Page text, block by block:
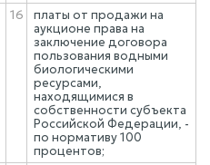
16
платы от продажи на
аукционе права на
заключение договора
пользования водными
биологическими
ресурсами,
находящимися в
собственности субъекта
Российской Федерации, -
по нормативу 100
процентов;